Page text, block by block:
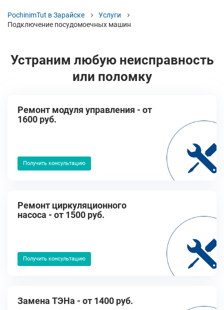
PochinimTut в Зарайске
Услуги
Подключение посудомоечных машин
Устраним любую неисправность
или поломку
Ремонт модуля управления - от
1600 руб.
Получить консультацию
Ремонт циркуляционного
насоса - от 1500 руб.
Получить консультацию
Замена ТЭНа - от 1400 руб.